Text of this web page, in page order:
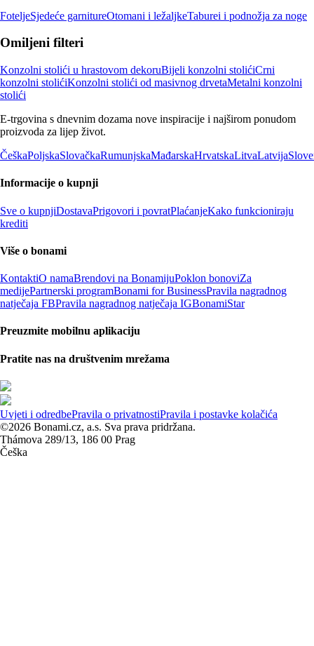
FoteljeSjedeće garnitureOtomani i ležaljkeTaburei i podnožja za noge
Omiljeni filteri
Konzolni stolići u hrastovom dekoruBijeli konzolni stolićiCrni
konzolni stolićiKonzolni stolići od masivnog drvetaMetalni konzolni
stolići
E-trgovina s dnevnim dozama nove inspiracije i najširom ponudom
proizvoda za lijep život.
ČeškaPoljskaSlovačkaRumunjskaMađarskaHrvatskaLitvaLatvija
Informacije o kupnji
Sve o kupnjiDostavaPrigovori i povratPlaćanjeKako funkcioniraju
krediti
Više o bonami
KontaktiO namaBrendovi na BonamijuPoklon bonoviZa
medijePartnerski programBonami for BusinessPravila nagradnog
natječaja FBPravila nagradnog natječaja IGBonamiStar
Preuzmite mobilnu aplikaciju
Pratite nas na društvenim mrežama
Uvjeti i odredbePravila o privatnostiPravila i postavke kolačića
©2026 Bonami.cz, a.s. Sva prava pridržana.
Thámova 289/13, 186 00 Prag
Češka